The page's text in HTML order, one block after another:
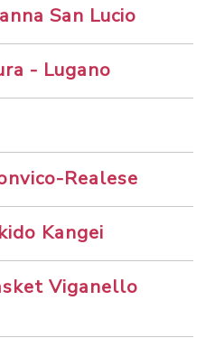
San Lucio
- Lugano
Realese
Kangei
Viganello